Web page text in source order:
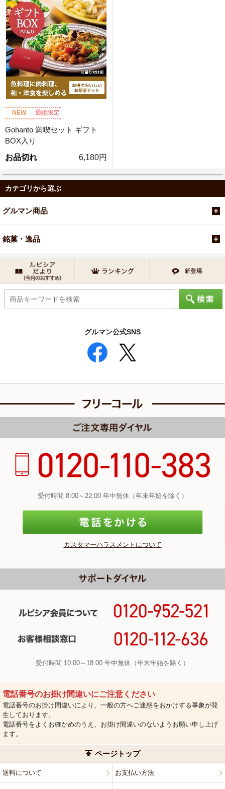
NEW 通販限定
Gohanto 満喫セット ギフト
BOX入り
お品切れ
6,180円
カテゴリから選ぶ
グルマン商品
銘菓・逸品
グルマン公式SNS
受付時間 8:00～22:00 年中無休（年末年始を除く）
カスタマーハラスメントについて
受付時間 10:00～18:00 年中無休（年末年始を除く）
電話番号のお掛け間違いにご注意ください
電話番号のお掛け間違いにより、一般の方へご迷惑をおかけする事象が発
生しております。
電話番号をよくお確かめのうえ、お掛け間違いのないようお願い申し上げ
ます。
ページトップ
送料について お支払い方法